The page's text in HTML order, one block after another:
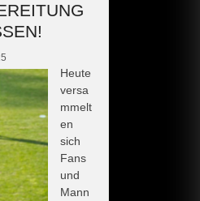
Heute
versa
mmelt
en
sich
Fans
und
Mann